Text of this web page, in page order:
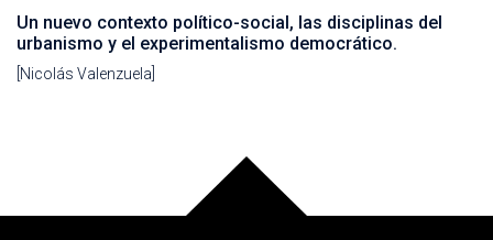
Un nuevo contexto político-social, las disciplinas del
urbanismo y el experimentalismo democrático.
[Nicolás Valenzuela]